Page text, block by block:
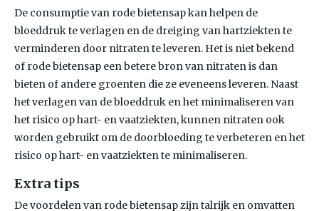
De consumptie van rode bietensap kan helpen de
bloeddruk te verlagen en de dreiging van hartziekten te
verminderen door nitraten te leveren. Het is niet bekend
of rode bietensap een betere bron van nitraten is dan
bieten of andere groenten die ze eveneens leveren. Naast
het verlagen van de bloeddruk en het minimaliseren van
het risico op hart- en vaatziekten, kunnen nitraten ook
worden gebruikt om de doorbloeding te verbeteren en het
risico op hart- en vaatziekten te minimaliseren.
Extra tips
De voordelen van rode bietensap zijn talrijk en omvatten